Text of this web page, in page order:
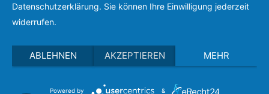
Datenschutzerklärung. Sie können Ihre Einwilligung jederzeit
widerrufen.
ABLEHNEN AKZEPTIEREN MEHR
Powered by &